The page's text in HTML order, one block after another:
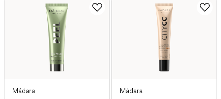
Mádara Mádara